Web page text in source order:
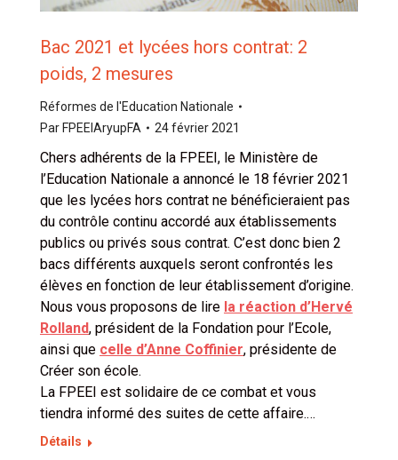
Bac 2021 et lycées hors contrat: 2
poids, 2 mesures
Réformes de l'Education Nationale
Par FPEEIAryupFA 24 février 2021
Chers adhérents de la FPEEI, le Ministère de
l’Education Nationale a annoncé le 18 février 2021
que les lycées hors contrat ne bénéficieraient pas
du contrôle continu accordé aux établissements
publics ou privés sous contrat. C’est donc bien 2
bacs différents auxquels seront confrontés les
élèves en fonction de leur établissement d’origine.
Nous vous proposons de lire la réaction d’Hervé
Rolland, président de la Fondation pour l’Ecole,
ainsi que celle d’Anne Coffinier, présidente de
Créer son école.
La FPEEI est solidaire de ce combat et vous
tiendra informé des suites de cette affaire.…
Détails